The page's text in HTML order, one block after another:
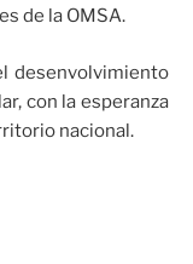
de la OMSA.
desenvolvimiento
con la esperanza
nacional.